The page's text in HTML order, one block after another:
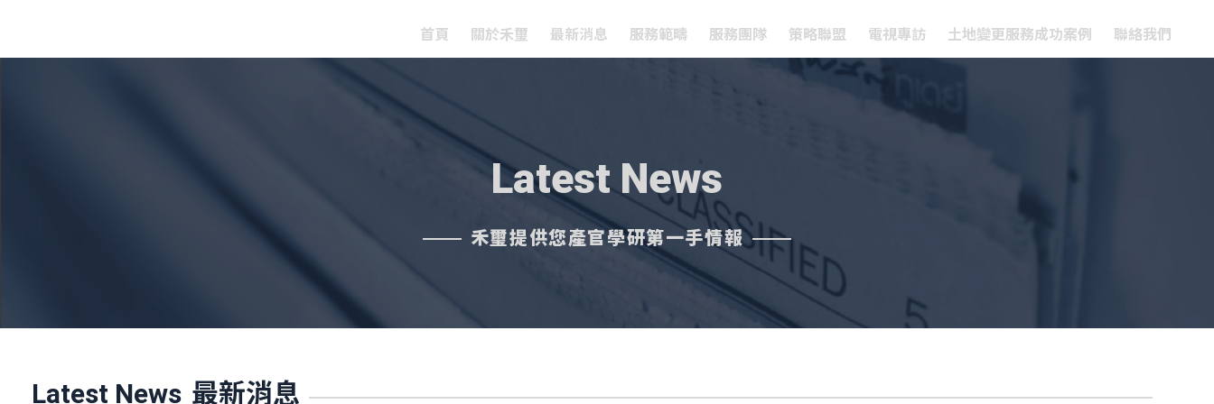
主
首頁 關於禾璽 最新消息 服務範疇 服務團隊 策略聯盟 電視專訪 土地變更服務成功案例 聯絡我們
Latest News
禾璽提供您產官學研第一手情報
Latest News 最新消息